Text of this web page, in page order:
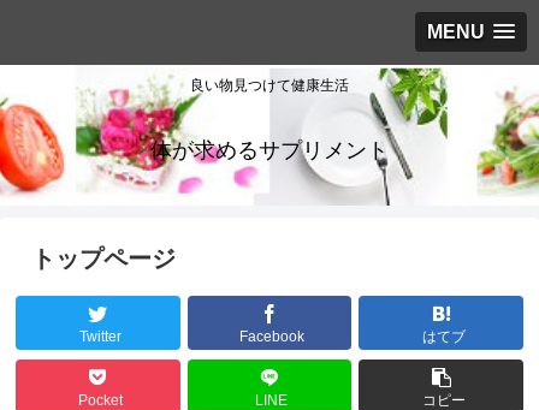
MENU
良い物見つけて健康生活
体が求めるサプリメント
トップページ
Twitter Facebook はてブ
Pocket LINE コピー